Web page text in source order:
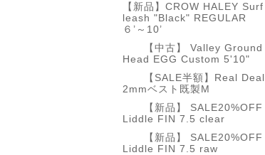
【新品】CROW HALEY Surf
leash "Black" REGULAR
６’～10’
【中古】 Valley Ground
Head EGG Custom 5'10"
【SALE半額】Real Deal
2mmベスト既製M
【新品】 SALE20%OFF
Liddle FIN 7.5 clear
【新品】 SALE20%OFF
Liddle FIN 7.5 raw